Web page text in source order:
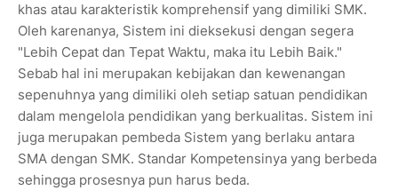
khas atau karakteristik komprehensif yang dimiliki SMK.
Oleh karenanya, Sistem ini dieksekusi dengan segera
"Lebih Cepat dan Tepat Waktu, maka itu Lebih Baik."
Sebab hal ini merupakan kebijakan dan kewenangan
sepenuhnya yang dimiliki oleh setiap satuan pendidikan
dalam mengelola pendidikan yang berkualitas. Sistem ini
juga merupakan pembeda Sistem yang berlaku antara
SMA dengan SMK. Standar Kompetensinya yang berbeda
sehingga prosesnya pun harus beda.